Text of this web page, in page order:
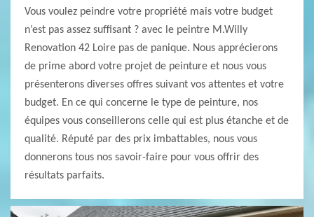
Vous voulez peindre votre propriété mais votre budget
n’est pas assez suffisant ? avec le peintre M.Willy
Renovation 42 Loire pas de panique. Nous apprécierons
de prime abord votre projet de peinture et nous vous
présenterons diverses offres suivant vos attentes et votre
budget. En ce qui concerne le type de peinture, nos
équipes vous conseillerons celle qui est plus étanche et de
qualité. Réputé par des prix imbattables, nous vous
donnerons tous nos savoir-faire pour vous offrir des
résultats parfaits.